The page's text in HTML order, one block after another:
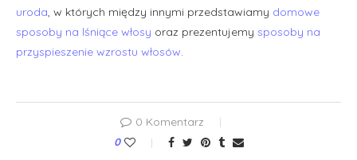
uroda, w których między innymi przedstawiamy domowe
sposoby na lśniące włosy oraz prezentujemy sposoby na
przyspieszenie wzrostu włosów.
0 Komentarz
0